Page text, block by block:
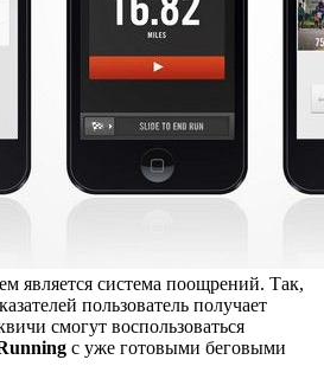
является система поощрений. Так,
пользователь получает
смогут воспользоваться
с уже готовыми беговыми